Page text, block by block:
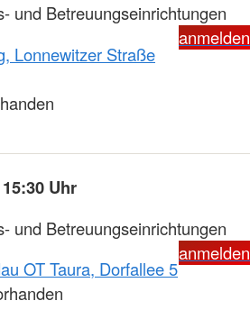
und Betreuungseinrichtungen
anmelden
Lonnewitzer Straße
Uhr
und Betreuungseinrichtungen
anmelden
OT Taura, Dorfallee 5